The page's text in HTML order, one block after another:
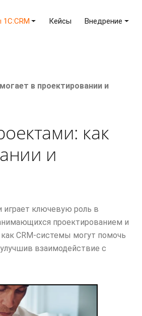
Кейсы Внедрение
в проектировании и
как
и
ключевую роль в
проектированием и
CRM-системы могут помочь
взаимодействие с